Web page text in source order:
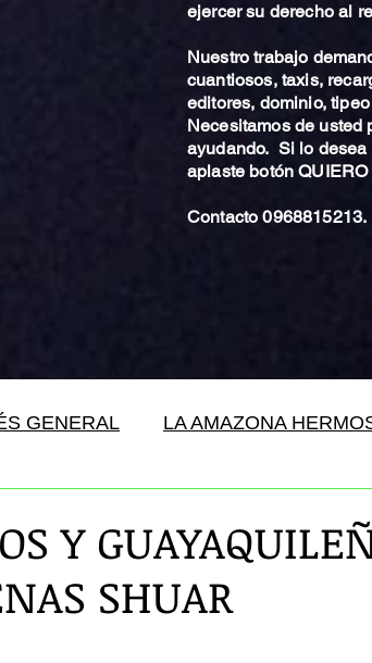
ejercer su derecho al
Nuestro trabajo
cuantiosos, taxis,
editores, dominio,
Necesitamos de usted
ayudando. Si lo desea
aplaste botón QUIERO
Contacto 0968815213.
GENERAL LA AMAZONA
Y
SHUAR